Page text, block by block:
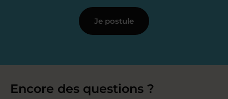
Je postule
Encore des questions ?